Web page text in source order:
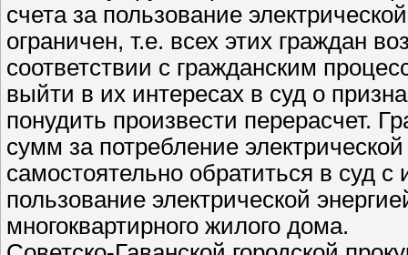
счета за пользование
ограничен, т.е. всех этих граждан
соответствии с гражданским
выйти в их интересах в суд о
понудить произвести перерасчет.
сумм за потребление
самостоятельно обратиться в суд
пользование электрической
многоквартирного жилого дома.